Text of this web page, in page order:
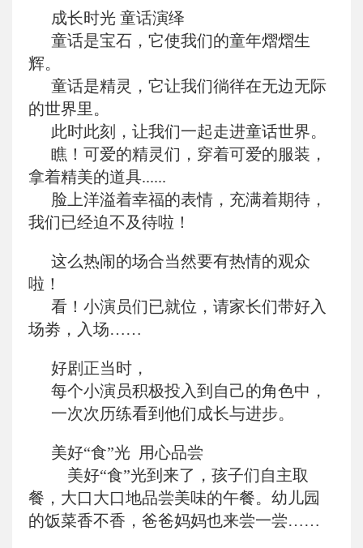
成长时光 童话演绎
童话是宝石，它使我们的童年熠熠生
辉。
童话是精灵，它让我们徜徉在无边无际
的世界里。
此时此刻，让我们一起走进童话世界。
瞧！可爱的精灵们，穿着可爱的服装，
拿着精美的道具......
脸上洋溢着幸福的表情，充满着期待，
我们已经迫不及待啦！
这么热闹的场合当然要有热情的观众
啦！
看！小演员们已就位，请家长们带好入
场劵，入场……
好剧正当时，
每个小演员积极投入到自己的角色中，
一次次历练看到他们成长与进步。
美好“食”光 用心品尝
美好“食”光到来了，孩子们自主取
餐，大口大口地品尝美味的午餐。幼儿园
的饭菜香不香，爸爸妈妈也来尝一尝……